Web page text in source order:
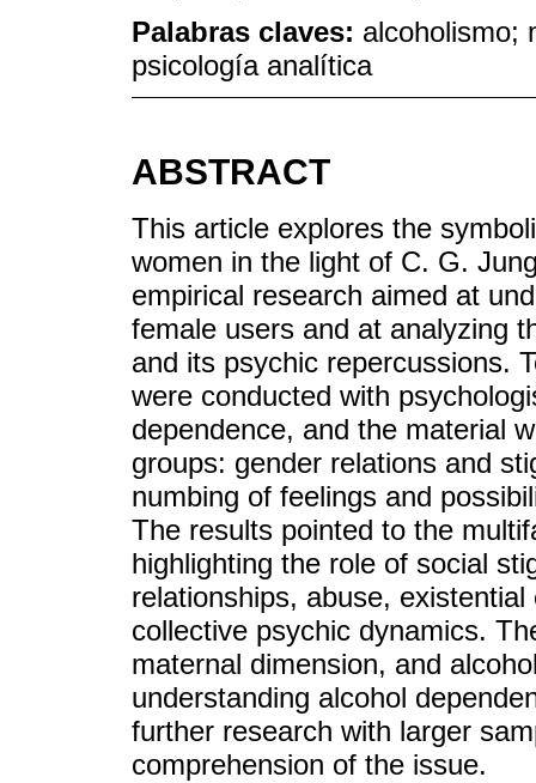
Palabras claves: alcoholismo;
psicología analítica
ABSTRACT
This article explores the
women in the light of C. G.
empirical research aimed at
female users and at analyzing
and its psychic repercussions.
were conducted with
dependence, and the material
groups: gender relations and
numbing of feelings and
The results pointed to the
highlighting the role of social
relationships, abuse,
collective psychic dynamics.
maternal dimension, and
understanding alcohol
further research with larger
comprehension of the issue.